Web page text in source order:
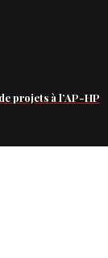
projets à l’AP-HP